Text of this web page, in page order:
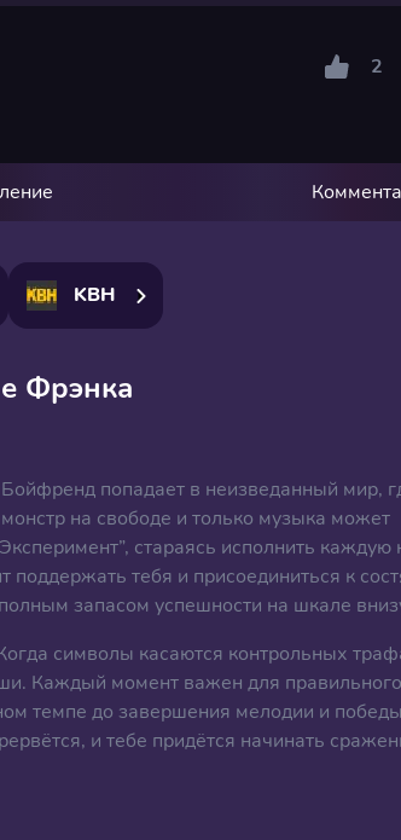
2
KBH
Фрэнка
попадает в неизведанный мир,
на свободе и только музыка может
стараясь исполнить каждую
тебя и присоединиться к
запасом успешности на шкале
символы касаются контрольных
Каждый момент важен для правильного
темпе до завершения мелодии и
и тебе придётся начинать